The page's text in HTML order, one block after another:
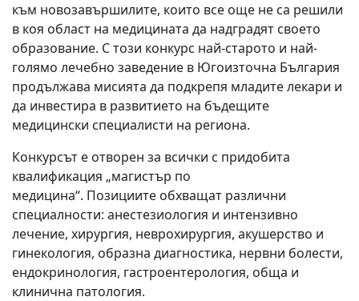
към новозавършилите, които все още не са решили
в коя област на медицината да надградят своето
образование. С този конкурс най-старото и най-
голямо лечебно заведение в Югоизточна България
продължава мисията да подкрепя младите лекари и
да инвестира в развитието на бъдещите
медицински специалисти на региона.
Конкурсът е отворен за всички с придобита
квалификация „магистър по
медицина“. Позициите обхващат различни
специалности: анестезиология и интензивно
лечение, хирургия, неврохирургия, акушерство и
гинекология, образна диагностика, нервни болести,
ендокринология, гастроентерология, обща и
клинична патология.